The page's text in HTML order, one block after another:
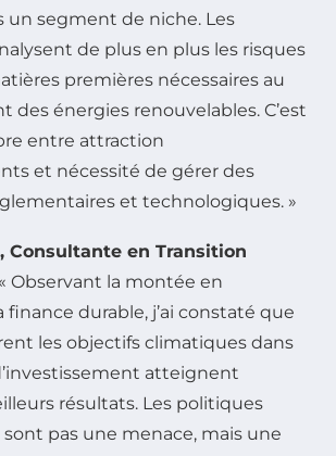
un segment de niche. Les
de plus en plus les risques
premières nécessaires au
des énergies renouvelables. C’est
entre attraction
et nécessité de gérer des
et technologiques. »
Consultante en Transition
« Observant la montée en
finance durable, j’ai constaté que
les objectifs climatiques dans
atteignent
résultats. Les politiques
pas une menace, mais une